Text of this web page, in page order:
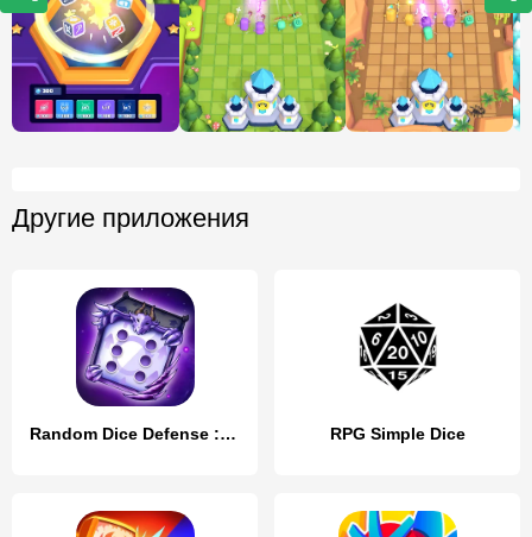
Другие приложения
Random Dice Defense : PvP TD RPG Simple Dice